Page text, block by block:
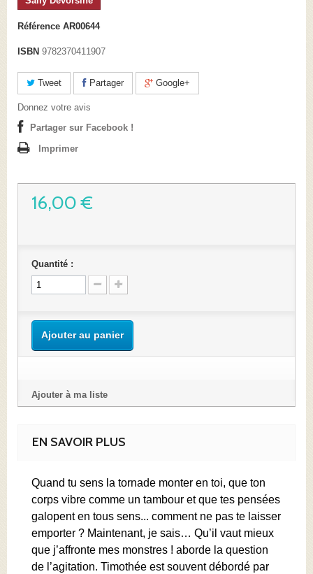
Référence AR00644
ISBN 9782370411907
Tweet Partager Google+
Donnez votre avis
Partager sur Facebook !
Imprimer
16,00 €
Quantité :
Ajouter au panier
Ajouter à ma liste
EN SAVOIR PLUS
Quand tu sens la tornade monter en toi, que ton
corps vibre comme un tambour et que tes pensées
galopent en tous sens... comment ne pas te laisser
emporter ? Maintenant, je sais… Qu’il vaut mieux
que j’affronte mes monstres ! aborde la question
de l’agitation. Timothée est souvent débordé par